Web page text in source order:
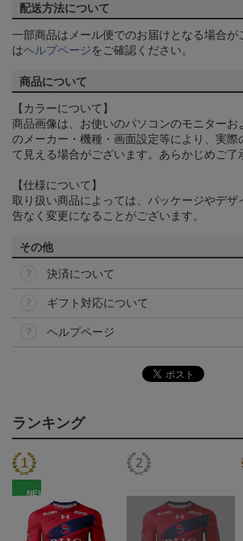
配送方法について
一部商品はメール便でのお届けとなる場合が
はヘルプページをご確認ください。
商品について
【カラーについて】
商品画像は、お使いのパソコンのモニターお
のメーカー・機種・画面設定等により、実際
て見える場合がございます。あらかじめご了
【仕様について】
取り扱い商品によっては、パッケージやデザ
告なく変更になることがございます。
その他
決済について
ギフト対応について
ヘルプページ
ランキング
NEW